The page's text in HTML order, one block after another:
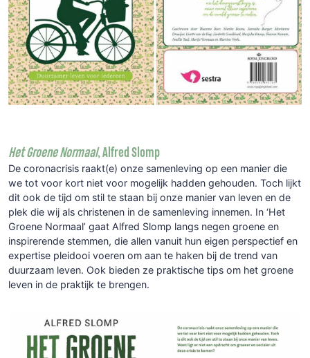
Het Groene Normaal, Alfred Slomp
De coronacrisis raakt(e) onze samenleving op een manier die
we tot voor kort niet voor mogelijk hadden gehouden. Toch lijkt
dit ook de tijd om stil te staan bij onze manier van leven en de
plek die wij als christenen in de samenleving innemen. In ‘Het
Groene Normaal’ gaat Alfred Slomp langs negen groene en
inspirerende stemmen, die allen vanuit hun eigen perspectief en
expertise pleidooi voeren om aan te haken bij de trend van
duurzaam leven. Ook bieden ze praktische tips om het groene
leven in de praktijk te brengen.